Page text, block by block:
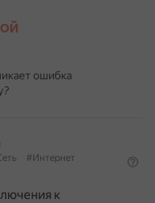
ошибка
#Интернет
к